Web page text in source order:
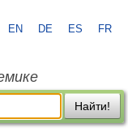
EN DE ES FR
Найти!